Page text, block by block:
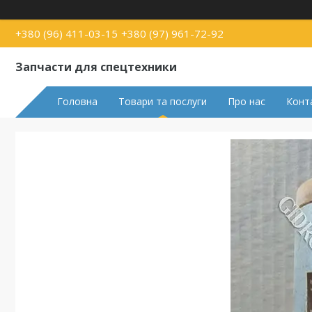
+380 (96) 411-03-15 +380 (97) 961-72-92
Запчасти для спецтехники
Головна Товари та послуги Про нас